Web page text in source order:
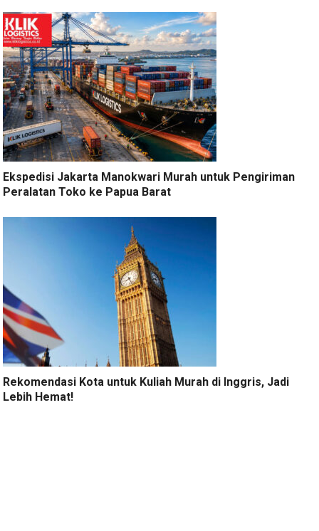
Ekspedisi Jakarta Manokwari Murah untuk Pengiriman
Peralatan Toko ke Papua Barat
Rekomendasi Kota untuk Kuliah Murah di Inggris, Jadi
Lebih Hemat!